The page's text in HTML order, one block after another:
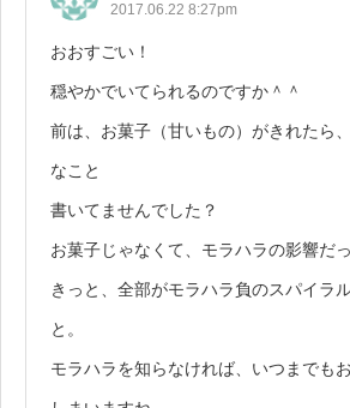
2017.06.22 8:27pm
おおすごい！
穏やかでいてられるのですか＾＾
前は、お菓子（甘いもの）がきれたら
なこと
書いてませんでした？
お菓子じゃなくて、モラハラの影響だ
きっと、全部がモラハラ負のスパイラ
と。
モラハラを知らなければ、いつまでも